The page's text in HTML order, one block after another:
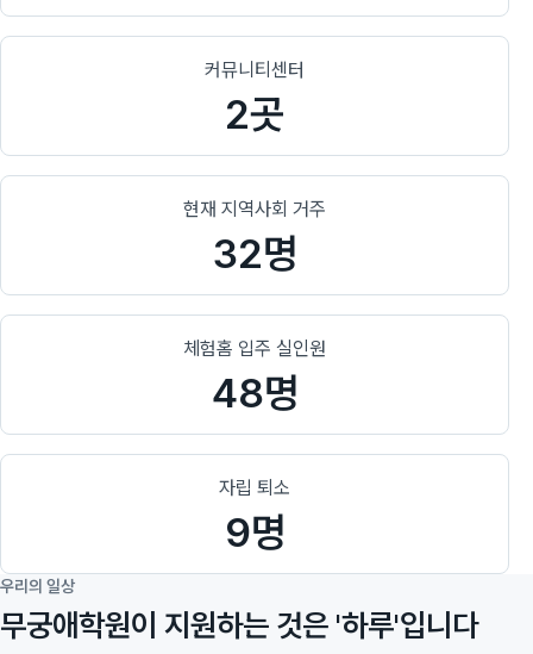
커뮤니티센터
2곳
현재 지역사회 거주
32명
체험홈 입주 실인원
48명
자립 퇴소
9명
우리의 일상
무궁애학원이 지원하는 것은 '하루'입니다